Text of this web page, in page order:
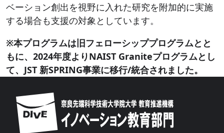
ベーション創出を視野に入れた研究を附加的に実施
する場合も支援の対象としています。
※本プログラムは旧フェローシッププログラムとと
もに、2024年度よりNAIST Graniteプログラムとし
て、JST 新SPRING事業に移行/統合されました。
Image